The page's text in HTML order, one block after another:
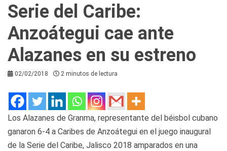
Serie del Caribe:
Anzoátegui cae ante
Alazanes en su estreno
02/02/2018 2 minutos de lectura
Los Alazanes de Granma, representante del béisbol cubano
ganaron 6-4 a Caribes de Anzoátegui en el juego inaugural
de la Serie del Caribe, Jalisco 2018 amparados en una